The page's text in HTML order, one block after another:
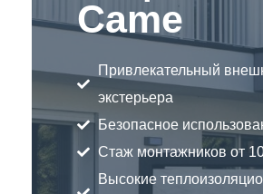
Came
Привлекательный
экстерьера
Безопасное
Стаж монтажников от
Высокие